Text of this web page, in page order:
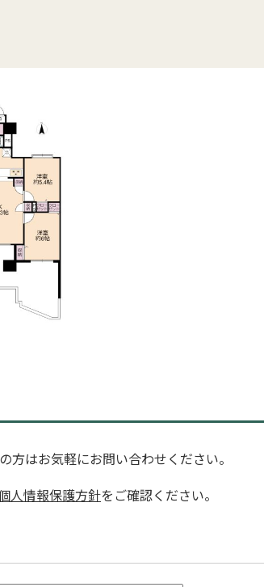
はお気軽にお問い合わせください。
人情報保護方針をご確認ください。